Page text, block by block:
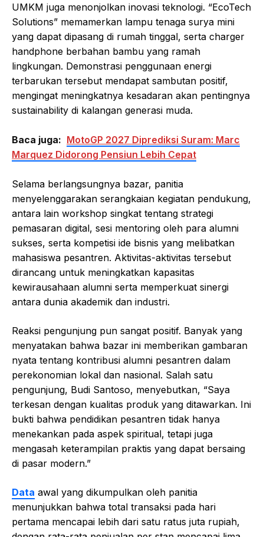
UMKM juga menonjolkan inovasi teknologi. “EcoTech
Solutions” memamerkan lampu tenaga surya mini
yang dapat dipasang di rumah tinggal, serta charger
handphone berbahan bambu yang ramah
lingkungan. Demonstrasi penggunaan energi
terbarukan tersebut mendapat sambutan positif,
mengingat meningkatnya kesadaran akan pentingnya
sustainability di kalangan generasi muda.
Baca juga: MotoGP 2027 Diprediksi Suram: Marc
Marquez Didorong Pensiun Lebih Cepat
Selama berlangsungnya bazar, panitia
menyelenggarakan serangkaian kegiatan pendukung,
antara lain workshop singkat tentang strategi
pemasaran digital, sesi mentoring oleh para alumni
sukses, serta kompetisi ide bisnis yang melibatkan
mahasiswa pesantren. Aktivitas-aktivitas tersebut
dirancang untuk meningkatkan kapasitas
kewirausahaan alumni serta memperkuat sinergi
antara dunia akademik dan industri.
Reaksi pengunjung pun sangat positif. Banyak yang
menyatakan bahwa bazar ini memberikan gambaran
nyata tentang kontribusi alumni pesantren dalam
perekonomian lokal dan nasional. Salah satu
pengunjung, Budi Santoso, menyebutkan, “Saya
terkesan dengan kualitas produk yang ditawarkan. Ini
bukti bahwa pendidikan pesantren tidak hanya
menekankan pada aspek spiritual, tetapi juga
mengasah keterampilan praktis yang dapat bersaing
di pasar modern.”
Data awal yang dikumpulkan oleh panitia
menunjukkan bahwa total transaksi pada hari
pertama mencapai lebih dari satu ratus juta rupiah,